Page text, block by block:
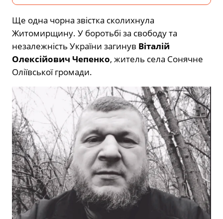
Ще одна чорна звістка сколихнула
Житомирщину. У боротьбі за свободу та
незалежність України загинув Віталій
Олексійович Чепенко, житель села Сонячне
Оліївської громади.